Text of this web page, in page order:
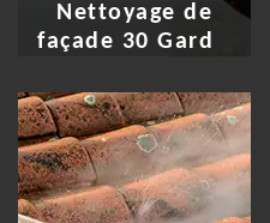
Nettoyage de
façade 30 Gard